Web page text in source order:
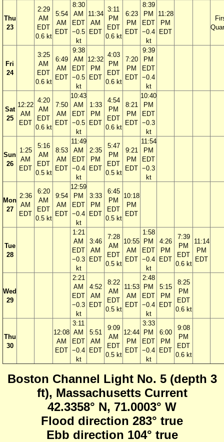
Thu
23
2:29
AM
EDT
0.6 kt
5:54
AM
EDT
8:30
AM
EDT
−0.5
kt
11:34
AM
EDT
3:11
PM
EDT
0.6 kt
6:23
PM
EDT
8:39
PM
EDT
−0.4
kt
11:28
PM
EDT
Fri
24
3:25
AM
EDT
0.6 kt
6:49
AM
EDT
9:38
AM
EDT
−0.5
kt
12:32
PM
EDT
4:03
PM
EDT
0.6 kt
7:20
PM
EDT
9:39
PM
EDT
−0.4
kt
Sat
25
12:22
AM
EDT
4:20
AM
EDT
0.6 kt
7:50
AM
EDT
10:43
AM
EDT
−0.5
kt
1:33
PM
EDT
4:54
PM
EDT
0.6 kt
8:21
PM
EDT
10:40
PM
EDT
−0.3
kt
Sun
26
1:25
AM
EDT
5:16
AM
EDT
0.5 kt
8:53
AM
EDT
11:49
AM
EDT
−0.4
kt
2:35
PM
EDT
5:47
PM
EDT
0.5 kt
9:21
PM
EDT
11:54
PM
EDT
−0.3
kt
Mon
27
2:36
AM
EDT
6:20
AM
EDT
0.5 kt
9:54
AM
EDT
12:59
PM
EDT
−0.4
kt
3:33
PM
EDT
6:45
PM
EDT
0.5 kt
10:18
PM
EDT
Tue
28
1:21
AM
EDT
−0.3
kt
3:46
AM
EDT
7:28
AM
EDT
0.5 kt
10:55
AM
EDT
1:58
PM
EDT
−0.4
kt
4:26
PM
EDT
7:39
PM
EDT
0.6 kt
11:14
PM
EDT
Wed
29
2:21
AM
EDT
−0.3
kt
4:52
AM
EDT
8:22
AM
EDT
0.5 kt
11:53
AM
EDT
2:48
PM
EDT
−0.4
kt
5:15
PM
EDT
8:25
PM
EDT
0.6 kt
Thu
30
12:08
AM
EDT
3:11
AM
EDT
−0.4
kt
5:51
AM
EDT
9:09
AM
EDT
0.5 kt
12:44
PM
EDT
3:33
PM
EDT
−0.4
kt
6:00
PM
EDT
9:08
PM
EDT
0.6 kt
Boston Channel Light No. 5 (depth 3
ft), Massachusetts Current
42.3358° N, 71.0003° W
Flood direction 283° true
Ebb direction 104° true